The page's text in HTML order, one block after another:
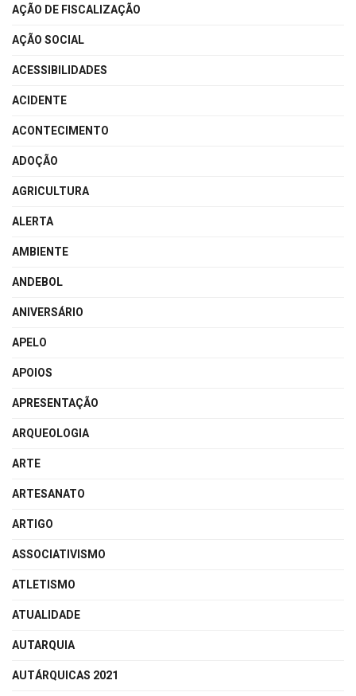
AÇÃO DE FISCALIZAÇÃO
AÇÃO SOCIAL
ACESSIBILIDADES
ACIDENTE
ACONTECIMENTO
ADOÇÃO
AGRICULTURA
ALERTA
AMBIENTE
ANDEBOL
ANIVERSÁRIO
APELO
APOIOS
APRESENTAÇÃO
ARQUEOLOGIA
ARTE
ARTESANATO
ARTIGO
ASSOCIATIVISMO
ATLETISMO
ATUALIDADE
AUTARQUIA
AUTÁRQUICAS 2021